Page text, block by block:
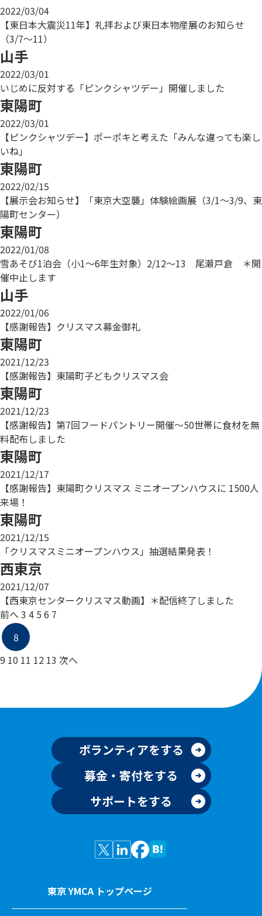
2022/03/04
【東日本大震災11年】礼拝および東日本物産展のお知らせ
（3/7～11）
山手
2022/03/01
いじめに反対する「ピンクシャツデー」開催しました
東陽町
2022/03/01
【ピンクシャツデー】ポーポキと考えた「みんな違っても楽し
いね」
東陽町
2022/02/15
【展示会お知らせ】「東京大空襲」体験絵画展（3/1～3/9、東
陽町センター）
東陽町
2022/01/08
雪あそび1泊会（小1～6年生対象）2/12～13 尾瀬戸倉 ＊開
催中止します
山手
2022/01/06
【感謝報告】クリスマス募金御礼
東陽町
2021/12/23
【感謝報告】東陽町子どもクリスマス会
東陽町
2021/12/23
【感謝報告】第7回フードパントリー開催～50世帯に食材を無
料配布しました
東陽町
2021/12/17
【感謝報告】東陽町クリスマス ミニオープンハウスに 1500人
来場！
東陽町
2021/12/15
「クリスマスミニオープンハウス」抽選結果発表！
西東京
2021/12/07
【西東京センタークリスマス動画】＊配信終了しました
前へ 3 4 5 6 7
8
9 10 11 12 13 次へ
ボランティアをする
募金・寄付をする
サポートをする
東京 YMCA トップページ